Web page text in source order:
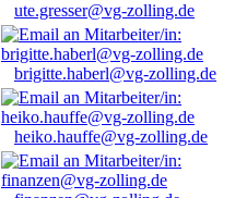
ute.gresser@vg-zolling.de
brigitte.haberl@vg-zolling.de
heiko.hauffe@vg-zolling.de